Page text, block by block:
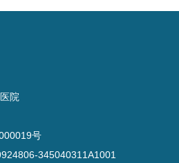
院
号
345040311A1001